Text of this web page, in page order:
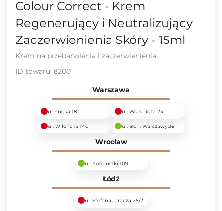
Colour Correct - Krem
Regenerujący i Neutralizujący
Zaczerwienienia Skóry - 15ml
Krem na przebarwienia i zaczerwienienia
ID towaru: 8200
Warszawa
ul. Łucka 18 ul. Woronicza 24
ul. Wileńska 14c ul. Boh. Warszawy 26
Wrocław
ul. Kościuszki 109
Łódź
ul. Stefana Jaracza 25/2